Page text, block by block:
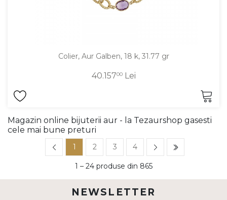
Colier, Aur Galben, 18 k, 31.77 gr
40.15700Lei
Magazin online bijuterii aur - la Tezaurshop gasesti
cele mai bune preturi
1 – 24 produse din 865
1 2 3 4
NEWSLETTER